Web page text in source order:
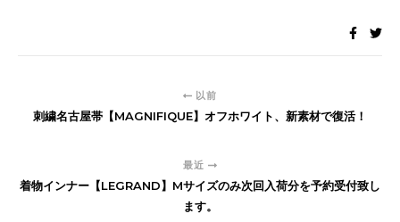
以前
刺繍名古屋帯【MAGNIFIQUE】オフホワイト、新素材で復活！
最近
着物インナー【LEGRAND】Mサイズのみ次回入荷分を予約受付致し
ます。